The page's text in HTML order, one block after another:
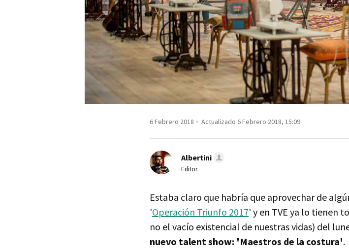
6 Febrero 2018 Actualizado 6 Febrero 2018, 15:09
Albertini
Editor
Estaba claro que habría que aprovechar de
'Operación Triunfo 2017' y en TVE ya lo tienen
no el vacío existencial de nuestras vidas) del
nuevo talent show: 'Maestros de la costura'.